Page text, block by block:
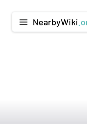
menu NearbyWiki